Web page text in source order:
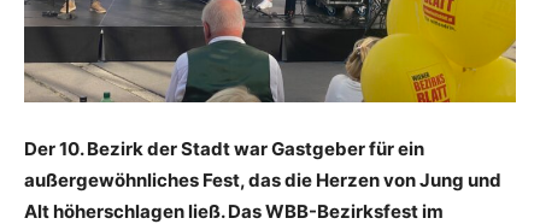
Der 10. Bezirk der Stadt war Gastgeber für ein
außergewöhnliches Fest, das die Herzen von Jung und
Alt höherschlagen ließ. Das WBB-Bezirksfest im